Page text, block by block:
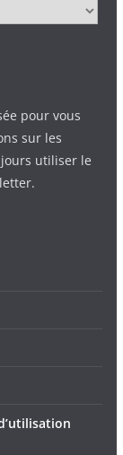
pour vous
sur les
utiliser le